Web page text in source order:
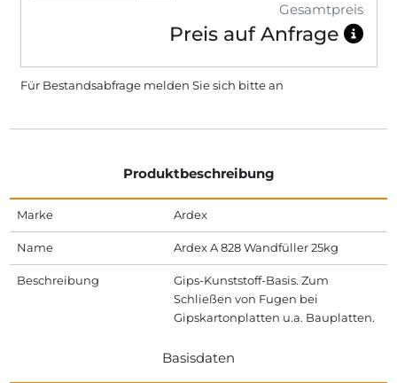
Gesamtpreis
Preis auf Anfrage
Für Bestandsabfrage melden Sie sich bittean
Produktbeschreibung
Marke Ardex
Name Ardex A 828 Wandfüller 25kg
Beschreibung
Gips-Kunststoff-Basis. Zum
Schließen von Fugen bei
Gipskartonplatten u.a. Bauplatten.
Basisdaten